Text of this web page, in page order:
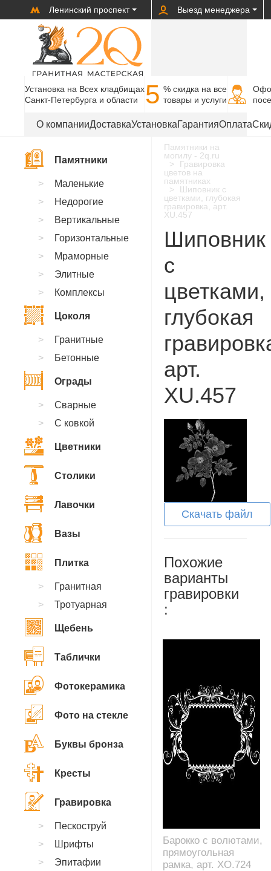
Ленинский проспект Выезд менеджера
Установка на Всех кладбищах
Санкт-Петербурга и области
5 % cкидка на все
товары и услуги
О компанииДоставкаУстановкаГарантияОплата
Памятники на
могилу - 2q.ru
Гравировка
цветов на
памятниках
Шиповник с
цветками, глубокая
гравировка, арт.
XU.457
Шиповник
с
цветками,
глубокая
арт.
XU.457
Скачать файл
Похожие
варианты
гравировки
:
Барокко с волютами,
прямоугольная
рамка, арт. XO.724
Памятники
Маленькие
Недорогие
Вертикальные
Горизонтальные
Мраморные
Элитные
Комплексы
Цоколя
Гранитные
Бетонные
Ограды
Сварные
С ковкой
Цветники
Столики
Лавочки
Вазы
Плитка
Гранитная
Тротуарная
Щебень
Таблички
Фотокерамика
Фото на стекле
Буквы бронза
Кресты
Гравировка
Пескоструй
Шрифты
Эпитафии